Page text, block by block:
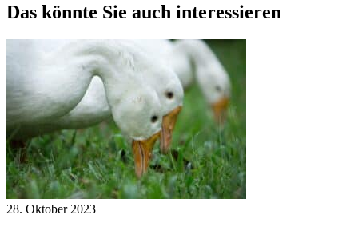
Das könnte Sie auch interessieren
28. Oktober 2023